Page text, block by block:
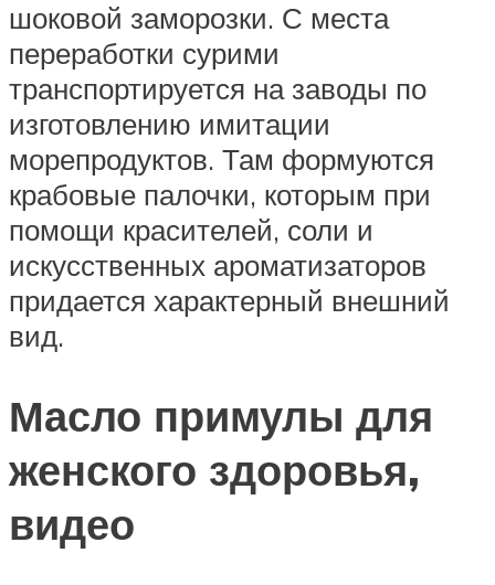
шоковой заморозки. С места
переработки сурими
транспортируется на заводы по
изготовлению имитации
морепродуктов. Там формуются
крабовые палочки, которым при
помощи красителей, соли и
искусственных ароматизаторов
придается характерный внешний
вид.
Масло примулы для
женского здоровья,
видео